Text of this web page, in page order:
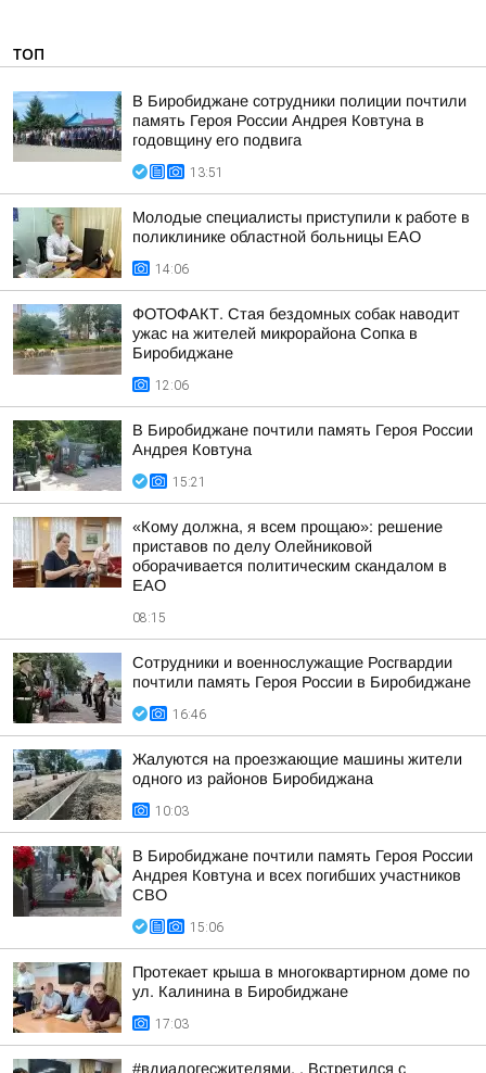
ТОП
В Биробиджане сотрудники полиции почтили
память Героя России Андрея Ковтуна в
годовщину его подвига
13:51
Молодые специалисты приступили к работе в
поликлинике областной больницы ЕАО
14:06
ФОТОФАКТ. Стая бездомных собак наводит
ужас на жителей микрорайона Сопка в
Биробиджане
12:06
В Биробиджане почтили память Героя России
Андрея Ковтуна
15:21
«Кому должна, я всем прощаю»: решение
приставов по делу Олейниковой
оборачивается политическим скандалом в
ЕАО
08:15
Сотрудники и военнослужащие Росгвардии
почтили память Героя России в Биробиджане
16:46
Жалуются на проезжающие машины жители
одного из районов Биробиджана
10:03
В Биробиджане почтили память Героя России
Андрея Ковтуна и всех погибших участников
СВО
15:06
Протекает крыша в многоквартирном доме по
ул. Калинина в Биробиджане
17:03
#вдиалогесжителями. . Встретился с